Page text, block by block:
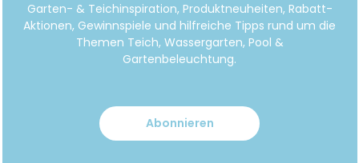
Garten- & Teichinspiration, Produktneuheiten, Rabatt-
Aktionen, Gewinnspiele und hilfreiche Tipps rund um die
Themen Teich, Wassergarten, Pool &
Gartenbeleuchtung.
Abonnieren